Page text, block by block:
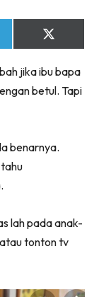
Share
on
(Twitter)
jika ibu bapa
betul. Tapi
benarnya.
lah pada anak-
tonton tv